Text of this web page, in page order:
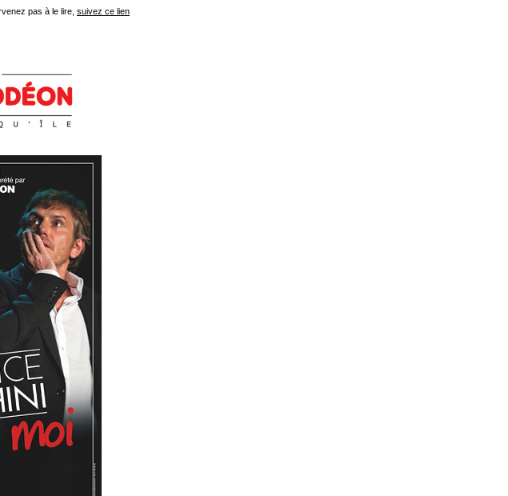
pas à le lire, suivez ce lien